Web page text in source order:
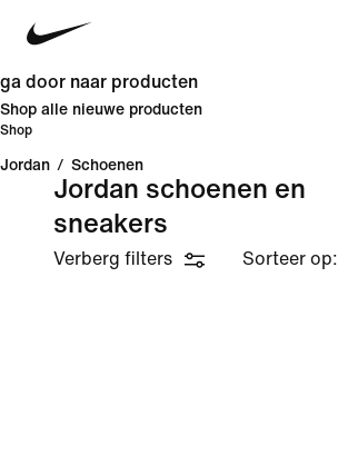
ga door naar producten
Shop alle nieuwe producten
Shop
Jordan / Schoenen
Jordan schoenen en
sneakers
Verberg filters Sorteer op: